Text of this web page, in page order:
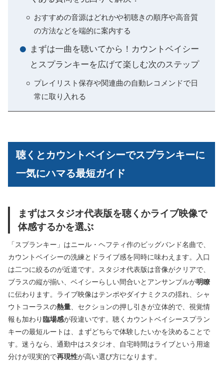
おすすめの音源はどれかや初聴きの順序や高音質
の方法などを端的に案内する
まずは一曲を聴いてから！カウントベイシー
とスプランキーを広げて楽しむ次のステップ
プレイリスト保存や関連曲の自動レコメンドで日
常に取り入れる
聴くとカウントベイシーでスプランキーに
一気にハマる最短ガイド
まずはスタジオ代表版を聴くかライブ映像で
体感するかを選ぶ
「スプランキー」はニール・ヘフティ作のビッグバンド名曲で、
カウントベイシーの洗練とドライブ感を同時に味わえます。入口
は二つに絞るのが近道です。スタジオ代表版は音像がクリアで、
ブラスの縦が揃い、ベイシーらしい間合いとアンサンブルが明瞭
に伝わります。ライブ映像はテンポやダイナミクスの揺れ、シャ
ウトコーラスの熱量 、セクションの押し引きが立体的で、視覚情
報も加わり 臨場感が段違いです。聴くカウントベイシースプラン
キーの最短ルートは、まずどちらで体験したいかを決めることで
す。迷うなら、通勤中はスタジオ、自宅時間はライブという用途
分けが現実的で再現性が高い選び方になります。